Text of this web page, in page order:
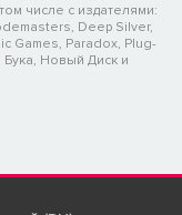
числе с издателями:
Deep Silver,
Games, Paradox, Plug-
Бука, Новый Диск и